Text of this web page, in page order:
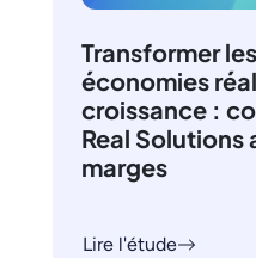
Transformer les
économies
croissance :
Real Solutions
marges
Lire l'étude